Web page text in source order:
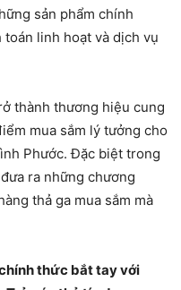
sản phẩm chính
toán linh hoạt và dịch vụ
thành thương hiệu cung
mua sắm lý tưởng cho
Phước. Đặc biệt trong
ra những chương
thả ga mua sắm mà
thức bắt tay với